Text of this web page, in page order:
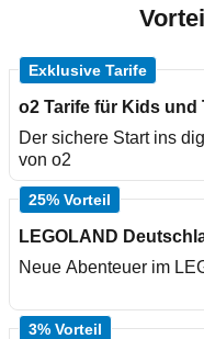
Exklusive Tarife
o2 Tarife für Kids und
Der sichere Start ins
von o2
25% Vorteil
LEGOLAND
Neue Abenteuer im
3% Vorteil